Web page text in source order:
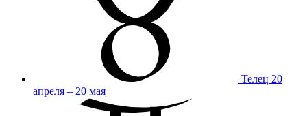
Телец 20
апреля – 20 мая